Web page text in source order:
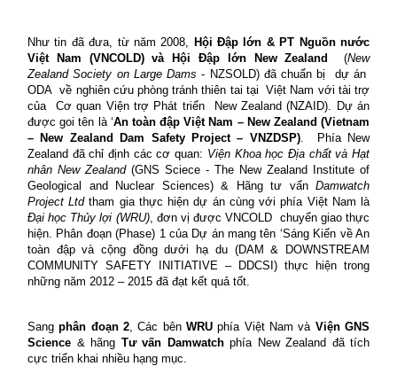
Như tin đã đưa, từ năm 2008, Hội Đập lớn & PT Nguồn nước
Việt Nam (VNCOLD) và Hội Đập lớn New Zealand
(New
Zealand Society on Large Dams - NZSOLD) đã chuẩn bị
dự án
ODA về nghiên cứu phòng tránh thiên tai tại
Việt Nam với tài trợ
của
Cơ quan Viện trợ Phát triển
New Zealand (NZAID). Dự án
được goi tên là ‘An toàn đập Việt Nam – New Zealand (Vietnam
– New Zealand Dam Safety Project – VNZDSP).
Phía New
Zealand đã chỉ định các cơ quan: Viện Khoa học Địa chất và Hạt
nhân New Zealand(GNS Sciece - The New Zealand Institute of
Geological and Nuclear Sciences) & Hãng tư vấn Damwatch
Project Ltd tham gia thực hiện dự án cùng với phía Việt Nam là
Đại học Thủy lợi (WRU), đơn vị được VNCOLD chuyển giao thực
hiện. Phân đoạn (Phase) 1 của Dự án mang tên ‘Sáng Kiến về An
toàn đập và cộng đồng dưới hạ du (DAM & DOWNSTREAM
COMMUNITY SAFETY INITIATIVE – DDCSI) thực hiện trong
những năm 2012 – 2015 đã đạt kết quả tốt.
Sangphân đoạn 2, Các bênWRU phía Việt Nam và Viện GNS
Science & hãng Tư vấn Damwatchphía New Zealand đã tích
cực triển khai nhiều hạng mục.